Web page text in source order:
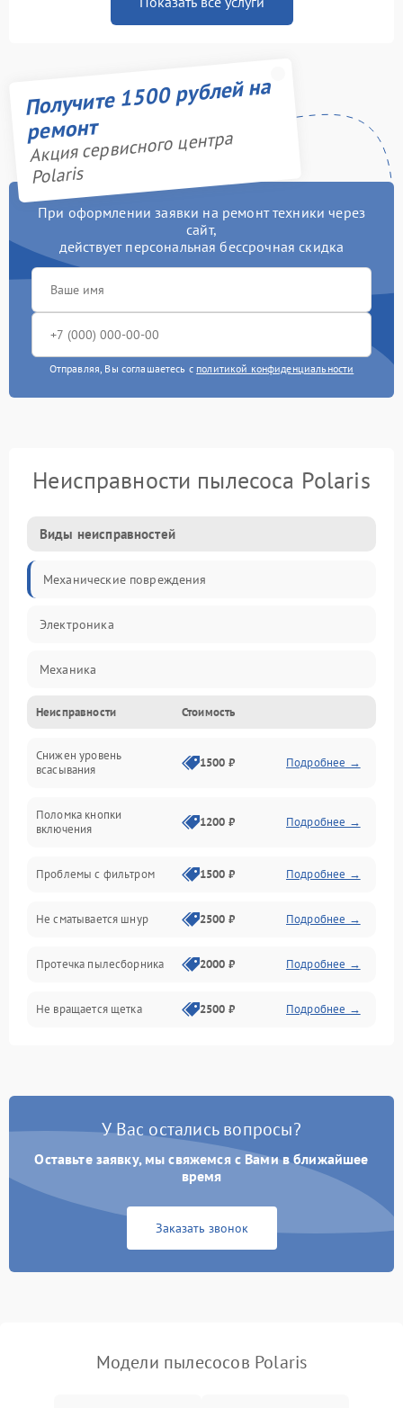
Получите 1500 рублей на
ремонт
Акция сервисного центра
Polaris
При оформлении заявки на ремонт техники через
сайт,
действует персональная бессрочная скидка
Отправляя, Вы соглашаетесь с политикой конфиденциальности
Неисправности пылесоса Polaris
Виды неисправностей
Механические повреждения
Электроника
Механика
Электропитание
Всасывание
Неисправности Стоимость
Снижен уровень
всасывания
1500 ₽ Подробнее →
Поломка кнопки
включения
1200 ₽ Подробнее →
Проблемы с фильтром 1500 ₽ Подробнее →
Не сматывается шнур 2500 ₽ Подробнее →
Протечка пылесборника 2000 ₽ Подробнее →
Не вращается щетка 2500 ₽ Подробнее →
Поломка контейнера для
Плохая уборка шерсти
2400 ₽ Подробнее →
У Вас остались вопросы?
Оставьте заявку, мы свяжемся с Вами в ближайшее
время
Заказать звонок
Модели пылесосов Polaris